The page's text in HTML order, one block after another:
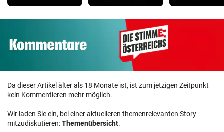
Da dieser Artikel älter als 18 Monate ist, ist zum jetzigen Zeitpunkt
kein Kommentieren mehr möglich.
Wir laden Sie ein, bei einer aktuelleren themenrelevanten Story
mitzudiskutieren:Themenübersicht.